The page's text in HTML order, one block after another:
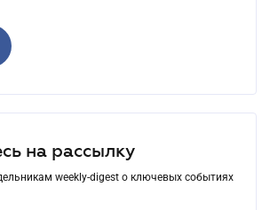
на рассылку
weekly-digest о ключевых событиях